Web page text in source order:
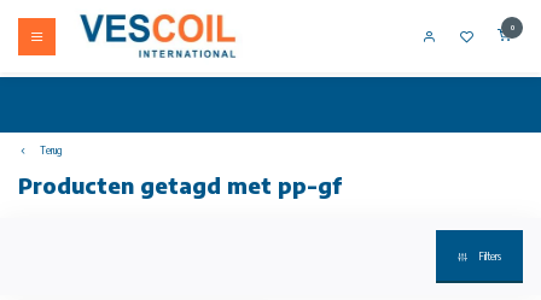
0
Terug
Producten getagd met pp-gf
Filters